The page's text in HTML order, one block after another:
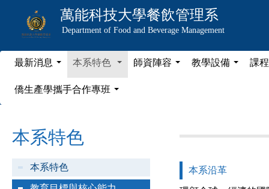
萬能科技大學餐飲管理系
Department of Food and Beverage Management
最新消息 本系特色 師資陣容 教學設備 課
僑生產學攜手合作專班
本系特色
本系特色 本系沿革